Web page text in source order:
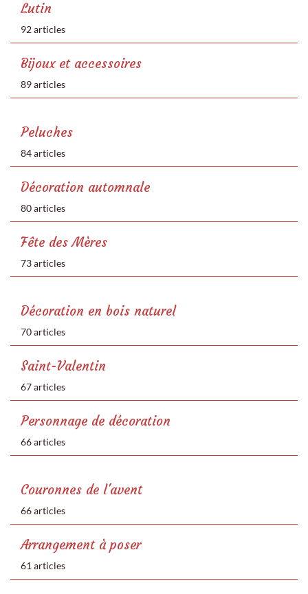
Lutin
92 articles
Bijoux et accessoires
89 articles
Peluches
84 articles
Décoration automnale
80 articles
Fête des Mères
73 articles
Décoration en bois naturel
70 articles
Saint-Valentin
67 articles
Personnage de décoration
66 articles
Couronnes de l'avent
66 articles
Arrangement à poser
61 articles